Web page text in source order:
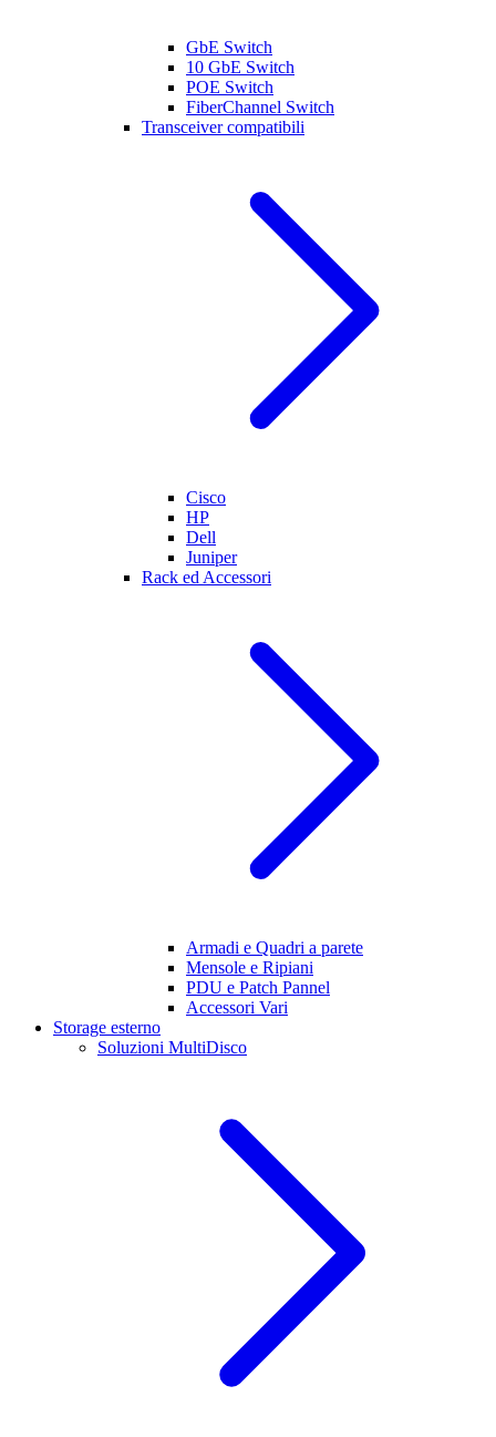
GbE Switch
10 GbE Switch
POE Switch
FiberChannel Switch
Transceiver compatibili
Cisco
HP
Dell
Juniper
Rack ed Accessori
Armadi e Quadri a parete
Mensole e Ripiani
PDU e Patch Pannel
Accessori Vari
Storage esterno
Soluzioni MultiDisco